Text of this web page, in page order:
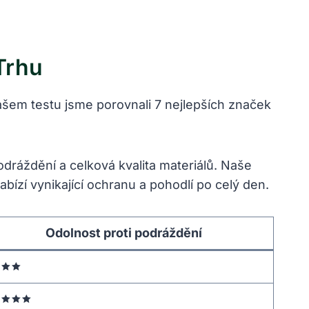
testu jsme porovnali 7 nejlepších značek
a celková kvalita materiálů. Naše
vynikající ochranu a pohodlí po celý den.
Odolnost proti podráždění